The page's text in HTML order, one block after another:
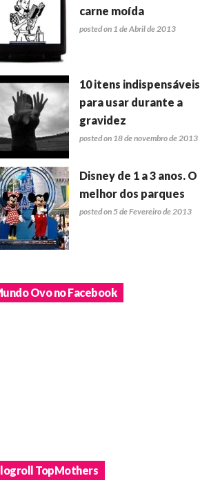
carne moída
posted on 1 de Abril de 2013
10 itens indispensáveis
para usar durante a
gravidez
posted on 18 de novembro de 2013
Disney de 1 a 3 anos. O
melhor dos parques
posted on 5 de Fevereiro de 2013
Ovo no Facebook
TopMothers